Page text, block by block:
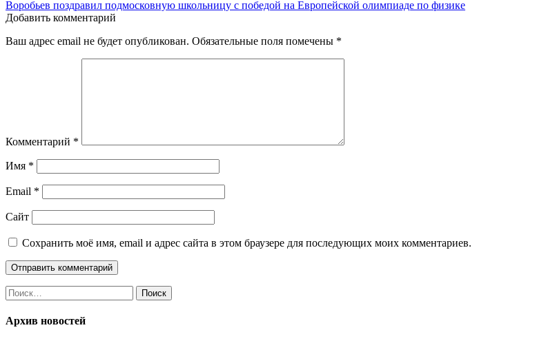
по
Воробьев поздравил подмосковную школьницу с победой на Европейской олимпиаде по физике
Добавить комментарий
Ваш адрес email не будет опубликован. Обязательные поля помечены *
Комментарий *
Имя *
Email *
Сайт
Сохранить моё имя, email и адрес сайта в этом браузере для последующих моих комментариев.
Найти:
Архив новостей